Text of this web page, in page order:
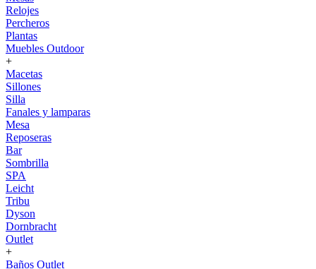
Relojes
Percheros
Plantas
Muebles Outdoor
+
Macetas
Sillones
Silla
Fanales y lamparas
Mesa
Reposeras
Bar
Sombrilla
SPA
Leicht
Tribu
Dyson
Dornbracht
Outlet
+
Baños Outlet